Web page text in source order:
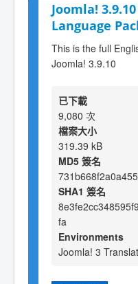
Joomla!
Language
This is the full
Joomla! 3.9.10
已下載
9,080 次
檔案大小
319.39 kB
MD5 簽名
SHA1 簽名
fa
Environments
Joomla! 3